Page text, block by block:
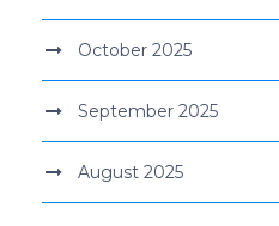
October 2025
September 2025
August 2025